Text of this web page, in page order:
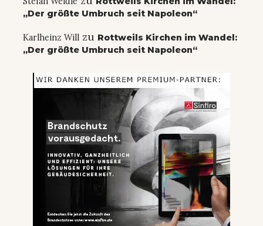
„Der größte Umbruch seit Napoleon“
Karlheinz Will zu Rottweils Kirchen im Wandel:
„Der größte Umbruch seit Napoleon“